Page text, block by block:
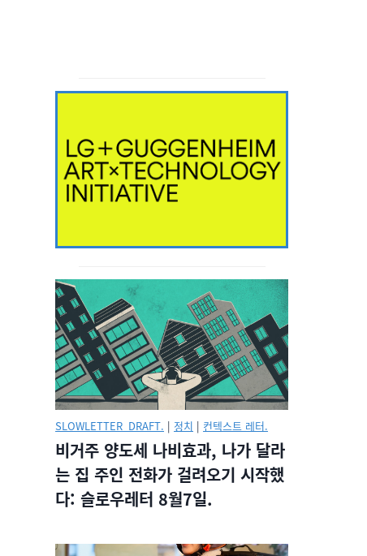
SLOWLETTER_DRAFT. | 정치 | 컨텍스트 레터.
비거주 양도세 나비효과, 나가 달라
는 집 주인 전화가 걸려오기 시작했
다: 슬로우레터 8월7일.